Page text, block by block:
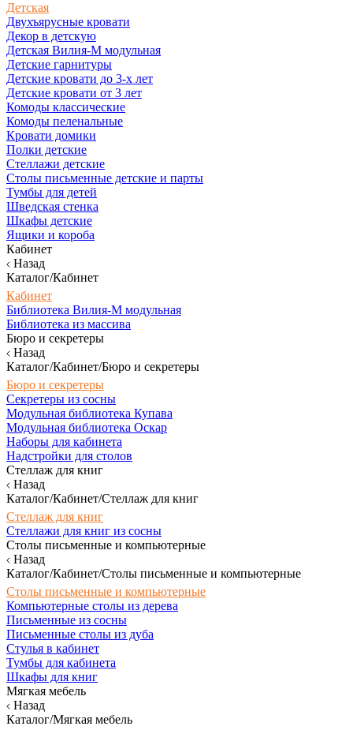
Детская
Двухъярусные кровати
Декор в детскую
Детская Вилия-М модульная
Детские гарнитуры
Детские кровати до 3-х лет
Детские кровати от 3 лет
Комоды классические
Комоды пеленальные
Кровати домики
Полки детские
Стеллажи детские
Столы письменные детские и парты
Тумбы для детей
Шведская стенка
Шкафы детские
Ящики и короба
Кабинет
Назад
Каталог/Кабинет
Кабинет
Библиотека Вилия-М модульная
Библиотека из массива
Бюро и секретеры
Назад
Каталог/Кабинет/Бюро и секретеры
Бюро и секретеры
Секретеры из сосны
Модульная библиотека Купава
Модульная библиотека Оскар
Наборы для кабинета
Надстройки для столов
Стеллаж для книг
Назад
Каталог/Кабинет/Стеллаж для книг
Стеллаж для книг
Стеллажи для книг из сосны
Столы письменные и компьютерные
Назад
Каталог/Кабинет/Столы письменные и компьютерные
Столы письменные и компьютерные
Компьютерные столы из дерева
Письменные из сосны
Письменные столы из дуба
Стулья в кабинет
Тумбы для кабинета
Шкафы для книг
Мягкая мебель
Назад
Каталог/Мягкая мебель